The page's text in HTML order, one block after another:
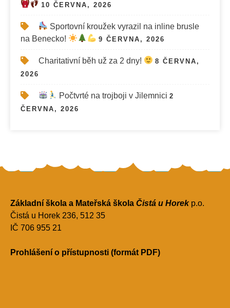
10 ČERVNA, 2026
Sportovní kroužek vyrazil na inline brusle
na Benecko!
9 ČERVNA, 2026
Charitativní běh už za 2 dny!
8 ČERVNA,
2026
Počtvrté na trojboji v Jilemnici 2
ČERVNA, 2026
Základní škola a Mateřská škola Čistá u Horekp.o.
Čistá u Horek 236, 512 35
IČ 706 955 21
Prohlášení o přístupnosti (formát PDF)